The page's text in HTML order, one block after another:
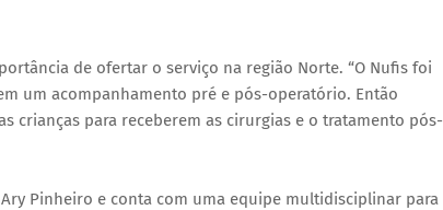
de ofertar o serviço na região Norte. “O Nufis foi
um acompanhamento pré e pós-operatório. Então
crianças para receberem as cirurgias e o tratamento pós-
Pinheiro e conta com uma equipe multidisciplinar para